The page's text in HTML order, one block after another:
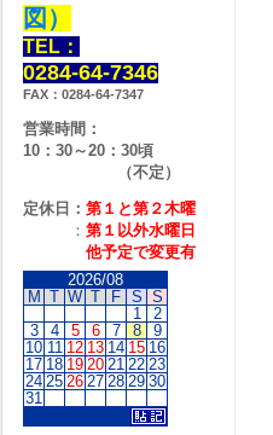
図）
TEL：
0284-64-7346
FAX：0284-64-7347
営業時間：
10：30～20：30頃
（不定）
定休日： 第１と第２木曜
： 第１以外水曜日
他予定で変更有
2026/08
M T W T F S S
1
2
3
4 5 6 7 8
9
10 11 12 13 14 15 16
17 18 19 20 21 22 23
24 25 26 27 28 29 30
31